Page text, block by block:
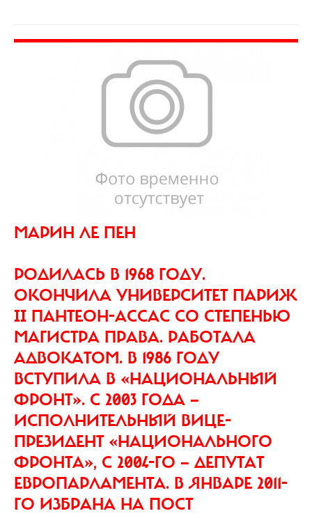
МАРИН ЛЕ ПЕН
РОДИЛАСЬ В 1968 ГОДУ.
ОКОНЧИЛА УНИВЕРСИТЕТ ПАРИЖ
II ПАНТЕОН-АССАС СО СТЕПЕНЬЮ
МАГИСТРА ПРАВА. РАБОТАЛА
АДВОКАТОМ. В 1986 ГОДУ
ВСТУПИЛА В «НАЦИОНАЛЬНЫЙ
ФРОНТ». С 2003 ГОДА —
ИСПОЛНИТЕЛЬНЫЙ ВИЦЕ-
ПРЕЗИДЕНТ «НАЦИОНАЛЬНОГО
ФРОНТА», С 2004-ГО — ДЕПУТАТ
ЕВРОПАРЛАМЕНТА. В ЯНВАРЕ 2011-
ГО ИЗБРАНА НА ПОСТ